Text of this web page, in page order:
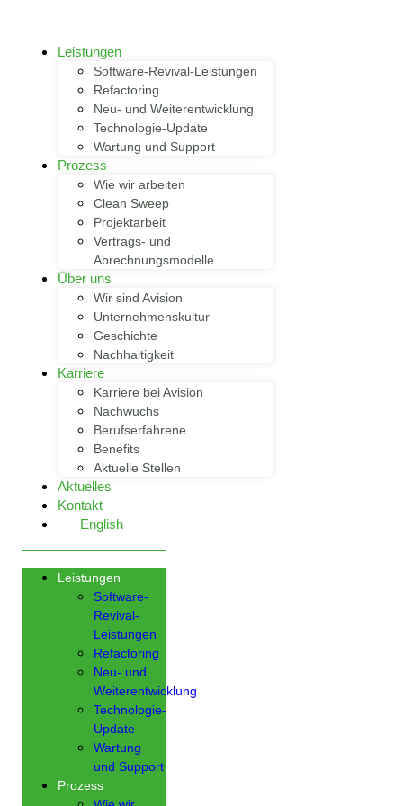
Leistungen
Software-Revival-Leistungen
Refactoring
Neu- und Weiterentwicklung
Technologie-Update
Wartung und Support
Prozess
Wie wir arbeiten
Clean Sweep
Projektarbeit
Vertrags- und
Abrechnungsmodelle
Über uns
Wir sind Avision
Unternehmenskultur
Geschichte
Nachhaltigkeit
Karriere
Karriere bei Avision
Nachwuchs
Berufserfahrene
Benefits
Aktuelle Stellen
Aktuelles
Kontakt
English
Leistungen
Software-
Revival-
Leistungen
Refactoring
Neu- und
Weiterentwicklung
Technologie-
Update
Wartung
und Support
Prozess